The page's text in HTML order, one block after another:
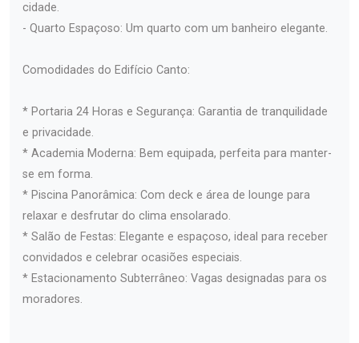
cidade.
- Quarto Espaçoso: Um quarto com um banheiro elegante.
Comodidades do Edifício Canto:
* Portaria 24 Horas e Segurança: Garantia de tranquilidade
e privacidade.
* Academia Moderna: Bem equipada, perfeita para manter-
se em forma.
* Piscina Panorâmica: Com deck e área de lounge para
relaxar e desfrutar do clima ensolarado.
* Salão de Festas: Elegante e espaçoso, ideal para receber
convidados e celebrar ocasiões especiais.
* Estacionamento Subterrâneo: Vagas designadas para os
moradores.